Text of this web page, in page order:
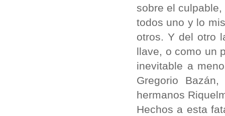
sobre el
todos uno y lo
otros. Y del otro
llave, o como un
inevitable a
Gregorio
hermanos
Hechos a esta